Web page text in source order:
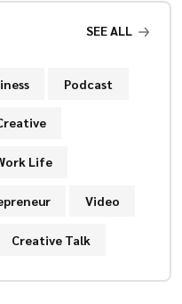
SEE ALL
Podcast
Life
Video
Creative Talk